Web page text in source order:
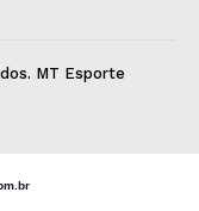
MT Esporte